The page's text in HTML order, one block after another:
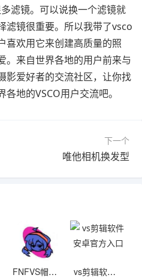
滤镜。可以说换一个滤镜就
滤镜很重要。所以我带了vsco
喜欢用它来创建高质量的照
。来自世界各地的用户前来与
影爱好者的交流社区，让你找
地的VSCO用户交流吧。
下一个
唯他相机换发型
FNFVS帽子米塔 vs剪辑软件安卓官方入口